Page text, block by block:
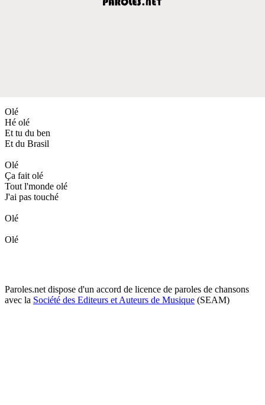
Olé
Hé olé
Et tu du ben
Et du Brasil
Olé
Ça fait olé
Tout l'monde olé
J'ai pas touché
Olé
Olé
Paroles.net dispose d'un accord de licence de paroles de chansons
avec la Société des Editeurs et Auteurs de Musique (SEAM)